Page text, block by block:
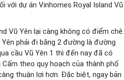
với dự án Vinhomes Royal Island Vũ
Vũ Yên lại càng không có điểm chê.
phải đi bằng 2 đường là đường
cầu Vũ Yên 1 thì đến nay đã có
theo quy hoạch của thành phố
thuận lợi hơn. Đặc biệt, ngay bản